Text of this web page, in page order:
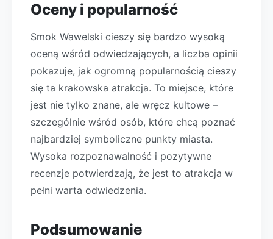
Oceny i popularność
Smok Wawelski cieszy się bardzo wysoką
oceną wśród odwiedzających, a liczba opinii
pokazuje, jak ogromną popularnością cieszy
się ta krakowska atrakcja. To miejsce, które
jest nie tylko znane, ale wręcz kultowe –
szczególnie wśród osób, które chcą poznać
najbardziej symboliczne punkty miasta.
Wysoka rozpoznawalność i pozytywne
recenzje potwierdzają, że jest to atrakcja w
pełni warta odwiedzenia.
Podsumowanie